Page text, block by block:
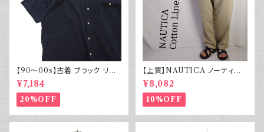
【90～00s】古着 ブラック リネ
ンコットンシャツ 黒 ボックスシ
ルエット
¥7,184
20%OFF
【上質】NAUTICA ノーティカ
コットンリネンパンツ ツータック
¥8,082
10%OFF